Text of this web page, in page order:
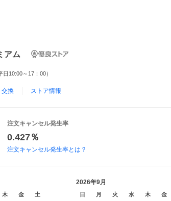
アム
10:00～17：00）
交換 ストア情報
注文キャンセル発生率
0.427％
注文キャンセル発生率とは？
木 金 土
2026年9月
日 月 火 水 木 金